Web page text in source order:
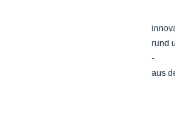
rund
-
aus